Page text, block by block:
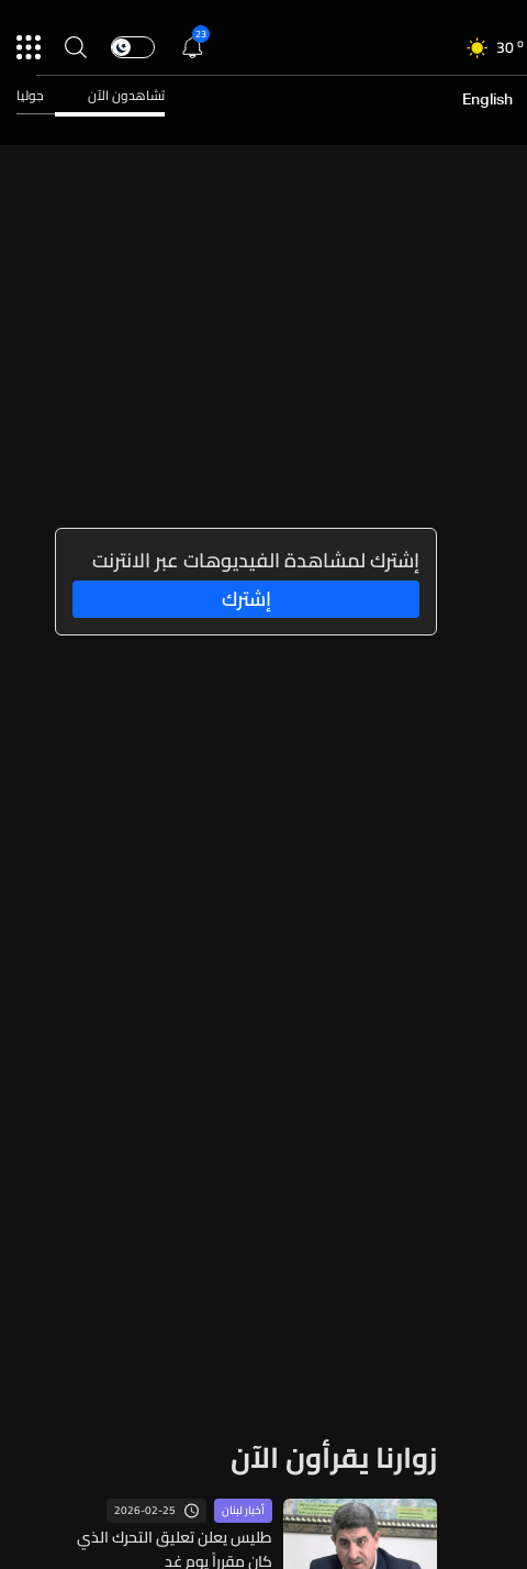
30o
28o
29
23
English تشاهدون الآن جوليا
إشترك لمشاهدة الفيديوهات عبر الانترنت
إشترك
زوارنا يقرأون الآن
أخبار لبنان 2026-02-25
طليس يعلن تعليق التحرك الذي
كان مقرراً يوم غد